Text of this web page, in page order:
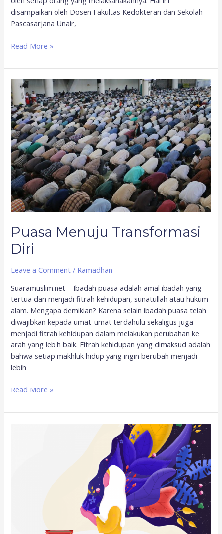
disampaikan oleh Dosen Fakultas Kedokteran dan Sekolah
Pascasarjana Unair,
Read More »
Puasa Menuju Transformasi
Diri
Leave a Comment / Ramadhan
Suaramuslim.net – Ibadah puasa adalah amal ibadah yang
tertua dan menjadi fitrah kehidupan, sunatullah atau hukum
alam. Mengapa demikian? Karena selain ibadah puasa telah
diwajibkan kepada umat-umat terdahulu sekaligus juga
menjadi fitrah kehidupan dalam melakukan perubahan ke
arah yang lebih baik. Fitrah kehidupan yang dimaksud adalah
bahwa setiap makhluk hidup yang ingin berubah menjadi
lebih
Puasa
Menuju
Transformasi
Diri
Read More »